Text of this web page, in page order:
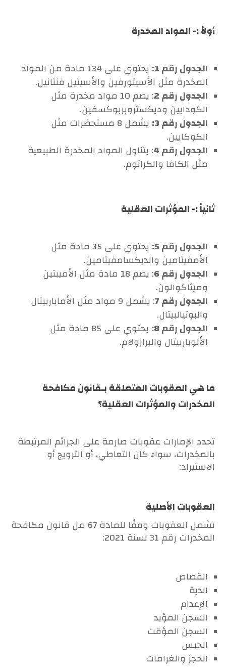
أولاً :- المواد المخدرة
الجدول رقم 1:
يحتوي على 134 مادة من المواد
المخدرة مثل الأسيتورفين والأسيتيل فنتانيل.
الجدول رقم 2
: يضم 10 مواد مخدرة مثل
الكودايين وديكستروبربوكسفين.
الجدول رقم 3:
يشمل 8 مستحضرات مثل
الكوكايين.
الجدول رقم 4 : يتناول المواد المخدرة الطبيعية
مثل الكافا والكراتوم.
ثانياً :- المؤثرات العقلية
الجدول رقم 5:
يحتوي على 35 مادة مثل
الأمفيتامين والديكسامفيتامين.
الجدول رقم 6
: يضم 18 مادة مثل الأميبتين
وميثاكوالون.
الجدول رقم 7
: يشمل 9 مواد مثل الأماباربيتال
والبوتيالبيتال.
الجدول رقم 8:
يحتوي على 85 مادة مثل
الألوباربيتال والبرازولام.
ما هي العقوبات المتعلقة بـقانون مكافحة
المخدرات والمؤثرات العقلية؟
تحدد الإمارات عقوبات صارمة على الجرائم المرتبطة
بالمخدرات، سواء كان التعاطي، أو الترويج أو
الاستيراد:
العقوبات الأصلية
تشمل العقوبات وفقًا للمادة 67 من قانون مكافحة
المخدرات رقم 31 لسنة 2021:
القصاص
الدية
الإعدام
السجن المؤبد
السجن المؤقت
الحبس
الحجز والغرامات